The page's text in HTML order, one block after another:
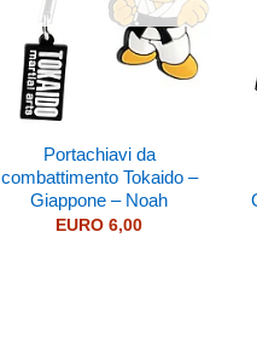
Portachiavi da
combattimento Tokaido –
Giappone – Noah
EURO 6,00